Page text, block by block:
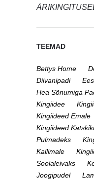
TEEMAD
Bettys Home
Diivanipadi
Hea Sõnumiga
Kingiidee
Kingiideed Emale
Kingiideed
Pulmadeks
Kallimale
Soolaleivaks
Joogipudel